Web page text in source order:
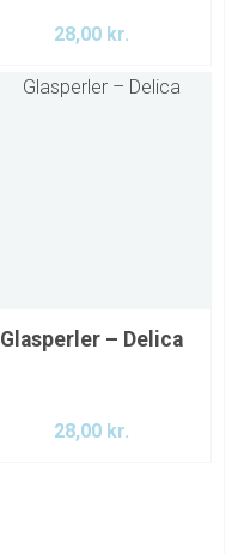
28,00 kr.
Glasperler – Delica
28,00 kr.